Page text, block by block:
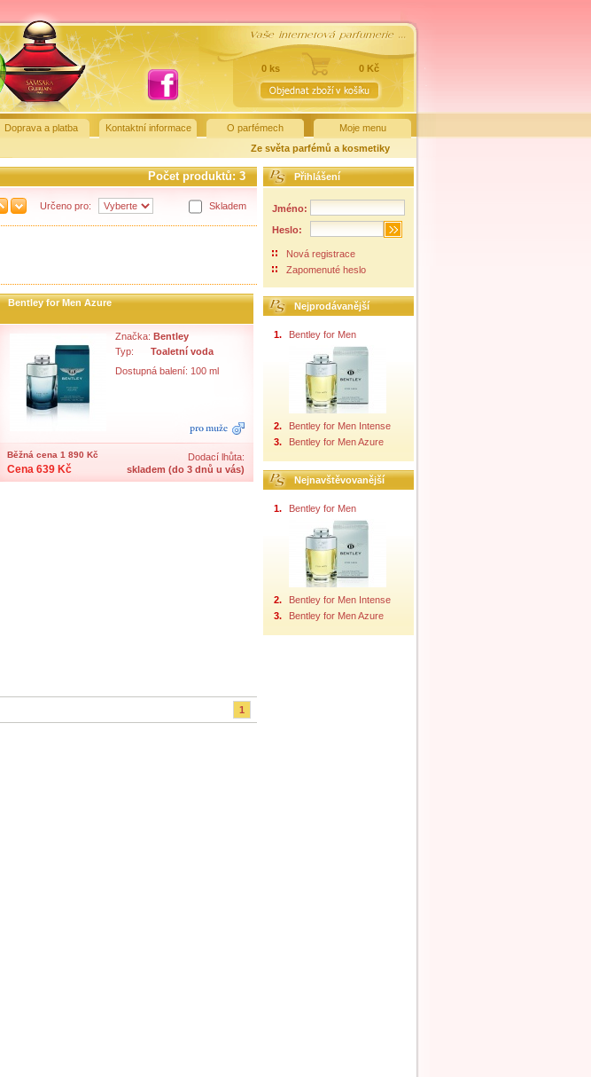
0 ks 0 Kč
Doprava a platba Kontaktní informace O parfémech
Moje menu
Ze světa parfémů a kosmetiky
Počet produktů:3
Skladem
Určeno pro:
Bentley for Men Azure
Značka: Bentley
Typ:
Toaletní voda
Dostupná balení: 100 ml
Běžná cena 1 890 Kč
Cena 639 Kč
Dodací lhůta:
skladem (do 3 dnů u vás)
1
Přihlášení
Jméno:
Heslo:
Nová registrace
Zapomenuté heslo
Nejprodávanější
1. Bentley for Men
2.
Bentley for Men Intense
3.
Bentley for Men Azure
Nejnavštěvovanější
1. Bentley for Men
2.
Bentley for Men Intense
3.
Bentley for Men Azure